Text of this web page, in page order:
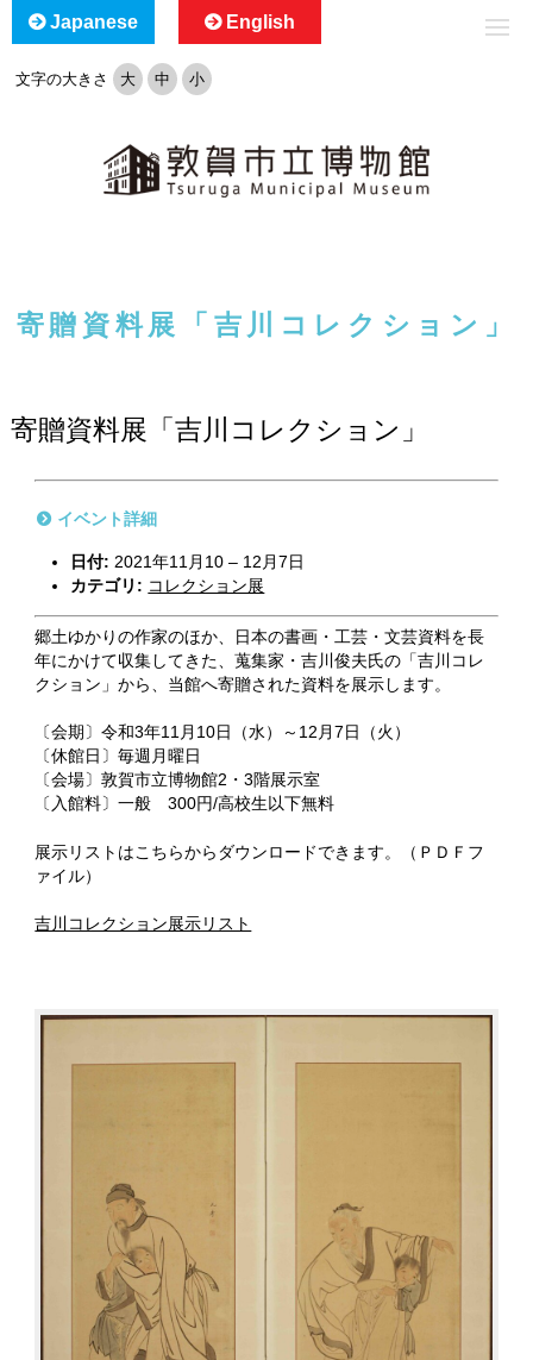
Japanese English
文字の大きさ 大 中 小
寄贈資料展「吉川コレクション」
寄贈資料展「吉川コレクション」
イベント詳細
日付: 2021年11月10 – 12月7日
カテゴリ: コレクション展
郷土ゆかりの作家のほか、日本の書画・工芸・文芸資料を長
年にかけて収集してきた、蒐集家・吉川俊夫氏の「吉川コレ
クション」から、当館へ寄贈された資料を展示します。
〔会期〕令和3年11月10日（水）～12月7日（火）
〔休館日〕毎週月曜日
〔会場〕敦賀市立博物館2・3階展示室
〔入館料〕一般 300円/高校生以下無料
展示リストはこちらからダウンロードできます。（ＰＤＦフ
ァイル）
吉川コレクション展示リスト